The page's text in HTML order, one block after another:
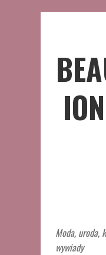
Moda, uroda,
wywiady